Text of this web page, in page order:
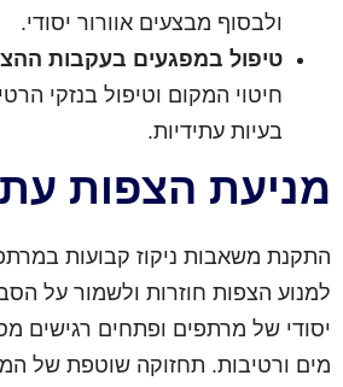
ולבסוף מבצעים אוורור יסודי.
טיפול במפגעים בעקבות
חיטוי המקום וטיפול בנזקי
בעיות עתידיות.
מניעת הצפות
התקנת משאבות ניקוז קבועות
למנוע הצפות חוזרות ולשמור על
יסודי של מרתפים ופתחים רגישים
מים ורטיבות. תחזוקה שוטפת של